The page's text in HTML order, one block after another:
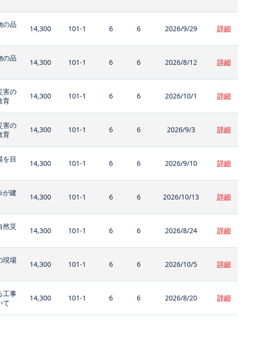
の品
14,300 101-1 6 6 2026/9/29 詳細
の品
14,300 101-1 6 6 2026/8/12 詳細
害の
育
14,300 101-1 6 6 2026/10/1 詳細
害の
育
14,300 101-1 6 6 2026/9/3 詳細
を目
14,300 101-1 6 6 2026/9/10 詳細
が建
14,300 101-1 6 6 2026/10/13 詳細
然災
14,300 101-1 6 6 2026/8/24 詳細
現場
14,300 101-1 6 6 2026/10/5 詳細
工事
て
14,300 101-1 6 6 2026/8/20 詳細